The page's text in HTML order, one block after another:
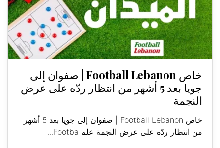
خاص Football Lebanon | صفوان إلى
جويا بعد 5 أشهر من انتظار ردّه على عرض
النجمة
خاص Football Lebanon | صفوان إلى جويا بعد 5 أشهر
من انتظار ردّه على عرض النجمة علم Footba...